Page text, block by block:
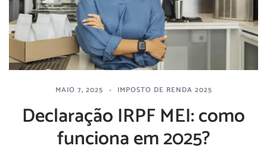
MAIO 7, 2025 IMPOSTO DE RENDA 2025
Declaração IRPF MEI: como
funciona em 2025?